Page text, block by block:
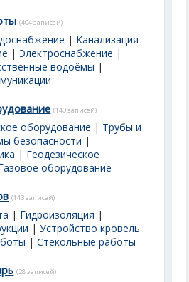
(404 записей)
| Канализация
|Электроснабжение |
водоёмы |
(140 записей)
оборудование | Трубы и
безопасности |
| Геодезическое
оборудование
(143 записей)
| Гидроизоляция |
|Устройство кровель
|Стекольные работы
(28 записей)